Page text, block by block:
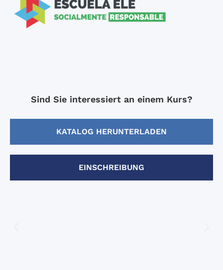
Sind Sie interessiert an einem Kurs?
KATALOG HERUNTERLADEN
EINSCHREIBUNG